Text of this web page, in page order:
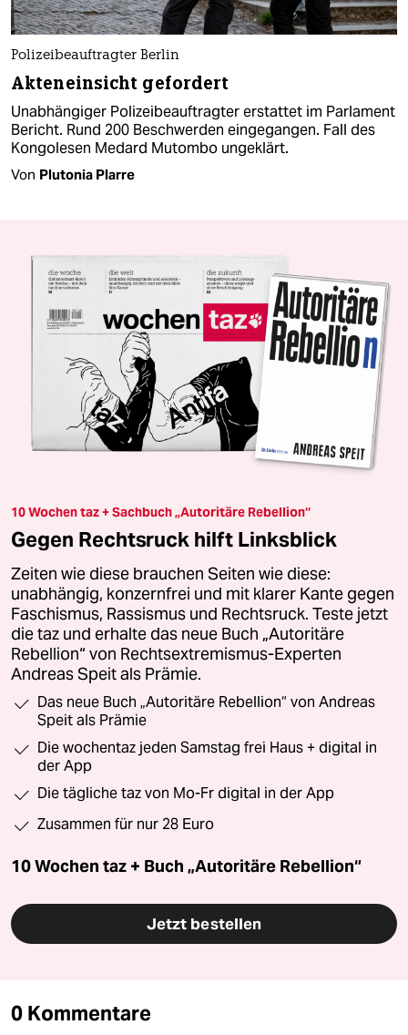
Polizeibeauftragter Berlin
Akteneinsicht gefordert
Unabhängiger Polizeibeauftragter erstattet im Parlament
Bericht. Rund 200 Beschwerden eingegangen. Fall des
Kongolesen Medard Mutombo ungeklärt.
Von Plutonia Plarre
10 Wochen taz + Sachbuch „Autoritäre Rebellion“
Gegen Rechtsruck hilft Linksblick
Zeiten wie diese brauchen Seiten wie diese:
unabhängig, konzernfrei und mit klarer Kante gegen
Faschismus, Rassismus und Rechtsruck. Teste jetzt
die taz und erhalte das neue Buch „Autoritäre
Rebellion“ von Rechtsextremismus-Experten
Andreas Speit als Prämie.
Das neue Buch „Autoritäre Rebellion“ von Andreas
Speit als Prämie
Die wochentaz jeden Samstag frei Haus + digital in
der App
Die tägliche taz von Mo-Fr digital in der App
Zusammen für nur 28 Euro
10 Wochen taz + Buch „Autoritäre Rebellion“
Jetzt bestellen
0 Kommentare